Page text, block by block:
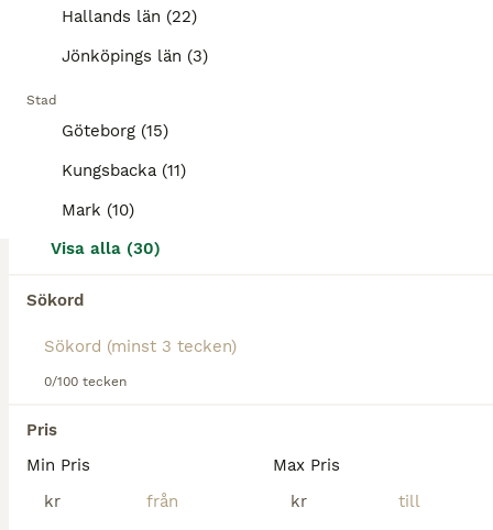
Hallands län (22)
Jönköpings län (3)
Stad
Göteborg (15)
Kungsbacka (11)
Mark (10)
Visa alla (30)
Sökord
0/100 tecken
Pris
Min Pris
kr
Max Pris
kr
Övrig Hästutrustning
BegagnadPremium Lounge Roller
Landvetter (47.5km)
BegagnadHuva
Modell
70 kr
Landvetter (51.2km)